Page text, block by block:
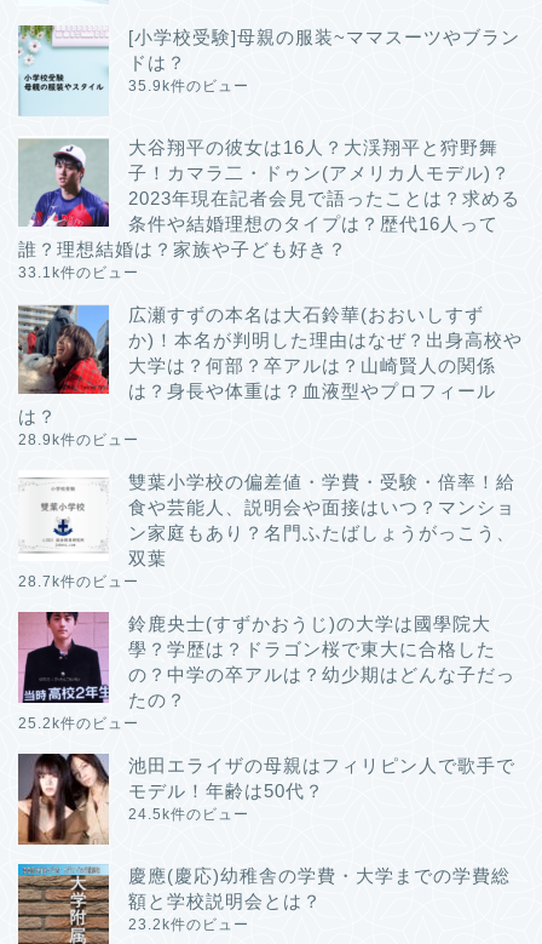
[小学校受験]母親の服装~ママスーツやブラン
ドは？
35.9k件のビュー
大谷翔平の彼女は16人？大渓翔平と狩野舞
子！カマラ二・ドゥン(アメリカ人モデル)？
2023年現在記者会見で語ったことは？求める
条件や結婚理想のタイプは？歴代16人って
誰？理想結婚は？家族や子ども好き？
33.1k件のビュー
広瀬すずの本名は大石鈴華(おおいしすず
か)！本名が判明した理由はなぜ？出身高校や
大学は？何部？卒アルは？山崎賢人の関係
は？身長や体重は？血液型やプロフィール
は？
28.9k件のビュー
雙葉小学校の偏差値・学費・受験・倍率！給
食や芸能人、説明会や面接はいつ？マンショ
ン家庭もあり？名門ふたばしょうがっこう、
双葉
28.7k件のビュー
鈴鹿央士(すずかおうじ)の大学は國學院大
學？学歴は？ドラゴン桜で東大に合格した
の？中学の卒アルは？幼少期はどんな子だっ
たの？
25.2k件のビュー
池田エライザの母親はフィリピン人で歌手で
モデル！年齢は50代？
24.5k件のビュー
慶應(慶応)幼稚舎の学費・大学までの学費総
額と学校説明会とは？
23.2k件のビュー